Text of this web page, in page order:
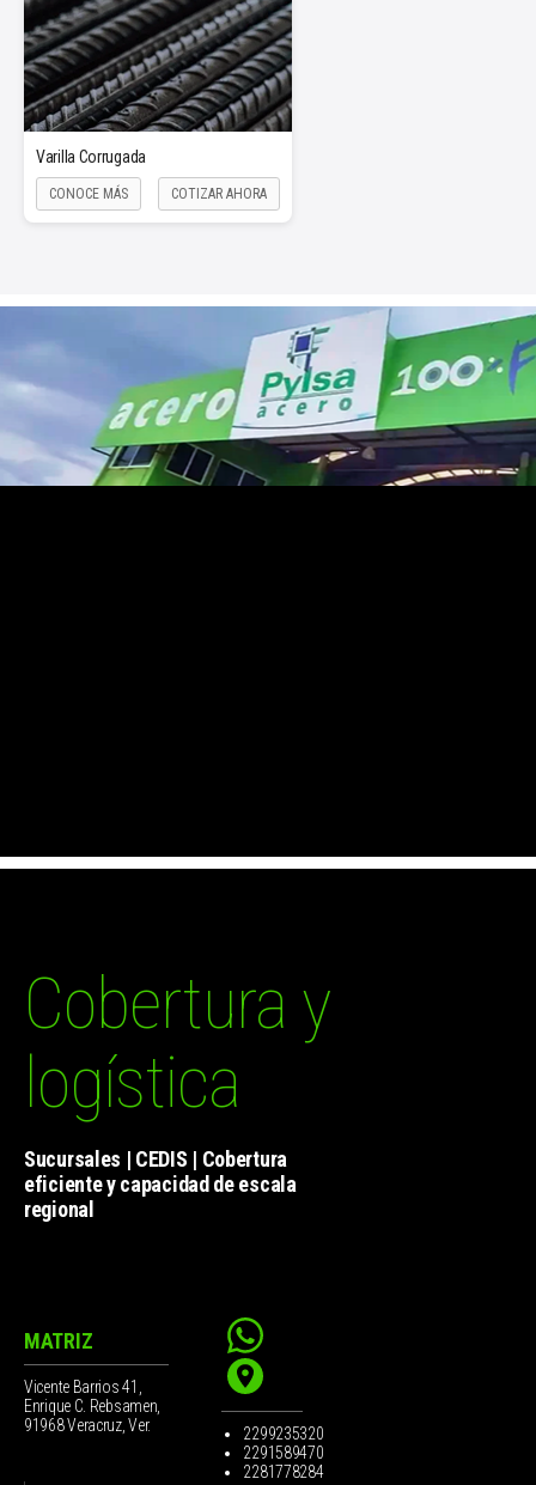
Varilla Corrugada
CONOCE MÁS COTIZAR AHORA
Cobertura y
logística
Sucursales | CEDIS | Cobertura
eficiente y capacidad de escala
regional
MATRIZ
Vicente Barrios 41,
Enrique C. Rebsamen,
91968 Veracruz, Ver.
2299235320
2291589470
2281778284